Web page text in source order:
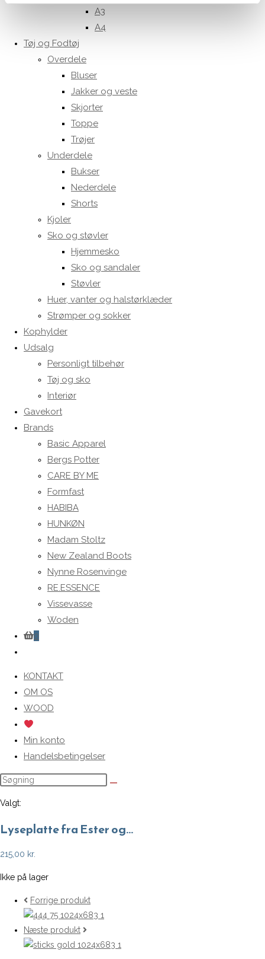
A3
A4
Tøj og Fodtøj
Overdele
Bluser
Jakker og veste
Skjorter
Toppe
Trøjer
Underdele
Bukser
Nederdele
Shorts
Kjoler
Sko og støvler
Hjemmesko
Sko og sandaler
Støvler
Huer, vanter og halstørklæder
Strømper og sokker
Kophylder
Udsalg
Personligt tilbehør
Tøj og sko
Interiør
Gavekort
Brands
Basic Apparel
Bergs Potter
CARE BY ME
Formfast
HABIBA
HUNKØN
Madam Stoltz
New Zealand Boots
Nynne Rosenvinge
RE.ESSENCE
Vissevasse
Woden
0
search
KONTAKT
OM OS
WOOD
Min konto
Handelsbetingelser
Valgt:
Lyseplatte fra Ester og…
215,00 kr.
Ikke på lager
Forrige produkt
Næste produkt